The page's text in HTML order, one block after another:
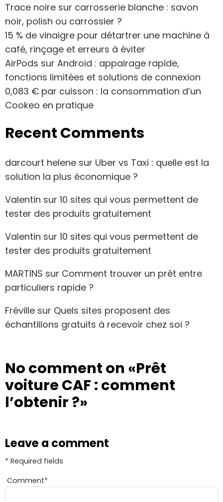
Trace noire sur carrosserie blanche : savon
noir, polish ou carrossier ?
15 % de vinaigre pour détartrer une machine à
café, rinçage et erreurs à éviter
AirPods sur Android : appairage rapide,
fonctions limitées et solutions de connexion
0,083 € par cuisson : la consommation d’un
Cookeo en pratique
Recent Comments
darcourt helene sur Uber vs Taxi : quelle est la
solution la plus économique ?
Valentin sur 10 sites qui vous permettent de
tester des produits gratuitement
Valentin sur 10 sites qui vous permettent de
tester des produits gratuitement
MARTINS sur Comment trouver un prêt entre
particuliers rapide ?
Fréville sur Quels sites proposent des
échantillons gratuits à recevoir chez soi ?
No comment on «Prêt
voiture CAF : comment
l’obtenir ?»
Leave a comment
* Required fields
Comment*